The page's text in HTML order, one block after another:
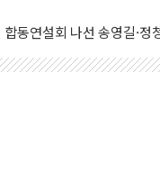
, 2주차 제주·인천 경선서
는 김민석 당대표 후보
] 민주, 인천 경선 결과 발
] 민주, 제주 경선 결과 발